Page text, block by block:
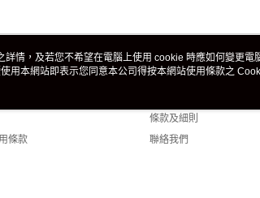
條款
客戶服務
條款及細則
聯絡我們
情，及若您不希望在電腦上使用 cookie 時應如何變更電
用本網站即表示您同意本公司得按本網站使用條款之